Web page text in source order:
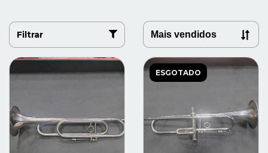
Filtrar
ESGOTADO